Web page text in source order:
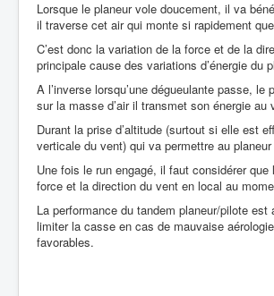
Lorsque le planeur vole doucement, il va
il traverse cet air qui monte si rapidement
C’est donc la variation de la force et de la
principale cause des variations d’énergie
A l’inverse lorsqu’une dégueulante passe,
sur la masse d’air il transmet son énergie
Durant la prise d’altitude (surtout si elle est
verticale du vent) qui va permettre au
Une fois le run engagé, il faut considérer
force et la direction du vent en local au
La performance du tandem planeur/pilote
limiter la casse en cas de mauvaise
favorables.